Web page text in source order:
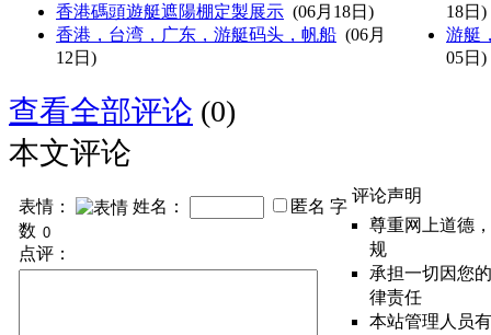
香港碼頭遊艇遮陽棚定製展示 (06月18日)
香港，台湾，广东，游艇码头，帆船 (06月
12日)
18日)
游艇
05日)
查看全部评论 (0)
本文评论
表情： 姓名： 匿名 字
数
点评：
评论声明
尊重网上道德
规
承担一切因您
律责任
本站管理人员